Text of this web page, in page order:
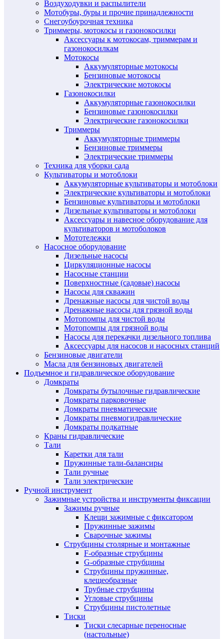
Воздуходувки и распылители
Мотобуры, буры и прочие принадлежности
Снегоубоурочная техника
Триммеры, мотокосы и газонокосилки
Аксессуары к мотокосам, триммерам и
газонокосилкам
Мотокосы
Аккумуляторные мотокосы
Бензиновые мотокосы
Электрические мотокосы
Газонокосилки
Аккумуляторные газонокосилки
Бензиновые газонокосилки
Электрические газонокосилки
Триммеры
Аккумуляторные триммеры
Бензиновые триммеры
Электрические триммеры
Техника для уборки сада
Культиваторы и мотоблоки
Аккумуляторные культиваторы и мотоблоки
Электрические культиваторы и мотоблоки
Бензиновые культиваторы и мотоблоки
Дизельные культиваторы и мотоблоки
Аксессуары и навесное оборудование для
культиваторов и мотоболоков
Мототележки
Насосное оборудование
Дизельные насосы
Циркуляционные насосы
Насосные станции
Поверхностные (садовые) насосы
Насосы для скважин
Дренажные насосы для чистой воды
Дренажные насосы для грязной воды
Мотопомпы для чистой воды
Мотопомпы для грязной воды
Насосы для перекачки дизельного топлива
Аксессуары для насосов и насосных станций
Бензиновые двигатели
Масла для бензиновых двигателей
Подъемное и гидравлическое оборудование
Домкраты
Домкраты бутылочные гидравлические
Домкраты парковочные
Домкраты пневматические
Домкраты пневмогидравлические
Домкраты подкатные
Краны гидравлические
Тали
Каретки для тали
Пружинные тали-балансиры
Тали ручные
Тали электрические
Ручной инструмент
Зажимные устройства и инструменты фиксации
Зажимы ручные
Клещи зажимные с фиксатором
Пружинные зажимы
Сварочные зажимы
Струбцины столярные и монтажные
F-образные струбцины
G-образные струбцины
Струбцины пружинные,
клещеобразные
Трубные струбцины
Угловые струбцины
Струбцины пистолетные
Тиски
Тиски слесарные переносные
(настольные)